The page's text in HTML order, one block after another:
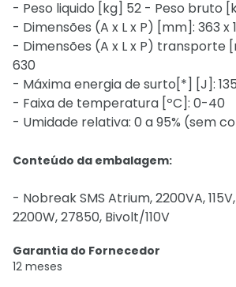
- Peso liquido [kg] 52 - Peso bruto
- Dimensões (A x L x P) [mm]: 363 x
- Dimensões (A x L x P) transporte
630
- Máxima energia de surto[*] [J]:
- Faixa de temperatura [ºC]: 0-40
- Umidade relativa: 0 a 95% (sem
Conteúdo da embalagem:
- Nobreak SMS Atrium, 2200VA,
2200W, 27850, Bivolt/110V
Garantia do Fornecedor
12 meses